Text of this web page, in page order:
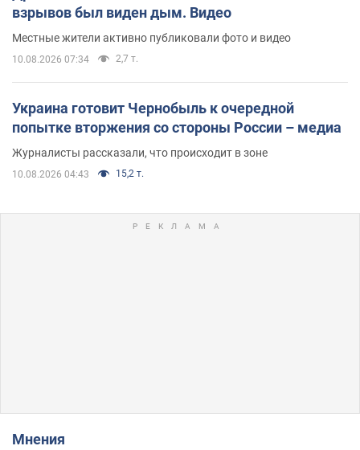
взрывов был виден дым. Видео
Местные жители активно публиковали фото и видео
10.08.2026 07:34 2,7 т.
Украина готовит Чернобыль к очередной
попытке вторжения со стороны России – медиа
Журналисты рассказали, что происходит в зоне
10.08.2026 04:43 15,2 т.
Мнения